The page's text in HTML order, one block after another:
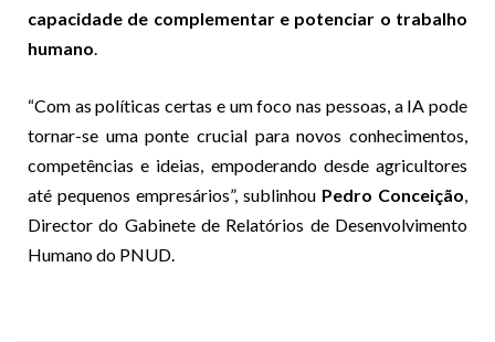
capacidade de complementar e potenciar o trabalho
humano.
“Com as políticas certas e um foco nas pessoas, a IA pode
tornar-se uma ponte crucial para novos conhecimentos,
competências e ideias, empoderando desde agricultores
até pequenos empresários”, sublinhou Pedro Conceição,
Director do Gabinete de Relatórios de Desenvolvimento
Humano do PNUD.